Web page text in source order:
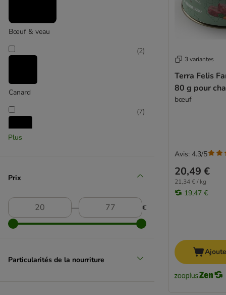
Hill's Science Plan
JosiCat
Kitekat
Kitty Cat
Leonardo
Lily's Kitchen
MAC´s
MERA Cats
Miamor
Bœuf & veau
Canard
(2)
(7)
Poisson
14)
Plus
Prix
― €
Particularités de la nourriture
3 variantes
Terra Felis
80 g pour
bœuf
20,49 €
21,34 € / kg
19,47 €
Avis: 4.3/5